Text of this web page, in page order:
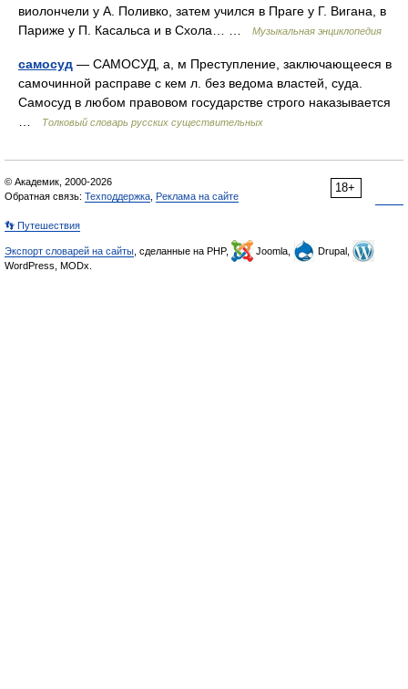
виолончели у А. Поливко, затем учился в Праге у Г. Вигана, в
Париже у П. Касальса и в Схола… …
Музыкальная энциклопедия
самосуд — САМОСУД, а, м Преступление, заключающееся в
самочинной расправе с кем л. без ведома властей, суда.
Самосуд в любом правовом государстве строго наказывается
Толковый словарь русских существительных
18+
© Академик, 2000-2026
Обратная связь: Техподдержка Реклама на сайте
👣 Путешествия
Экспорт словарей на сайты , сделанные на PHP, Joomla,
Drupal,
WordPress, MODx.